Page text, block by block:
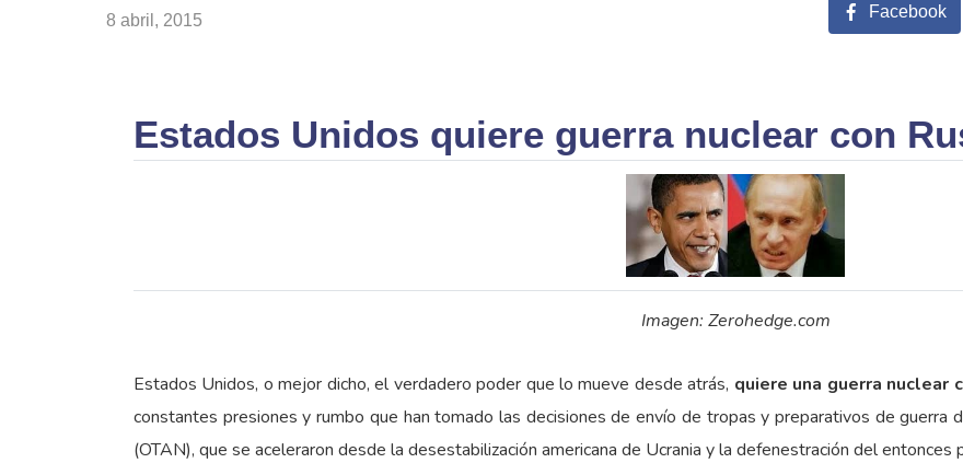
8 abril, 2015
Estados Unidos quiere guerra nuclear con
Imagen: Zerohedge.com
Estados Unidos, o mejor dicho, el verdadero poder que lo mueve desde atrás, quiere una guerra nuclear
constantes presiones y rumbo que han tomado las decisiones de envío de tropas y preparativos de guerra
(OTAN), que se aceleraron desde la desestabilización americana de Ucrania y la defenestración del
Facebook